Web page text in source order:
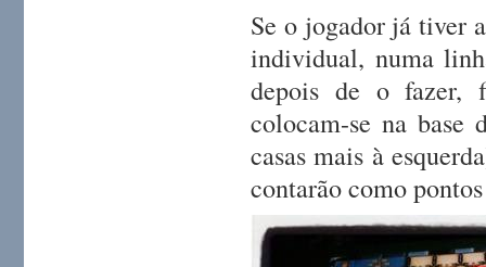
Se o jogador já tiver
individual, numa
depois de o fazer,
colocam-se na base
casas mais à
contarão como